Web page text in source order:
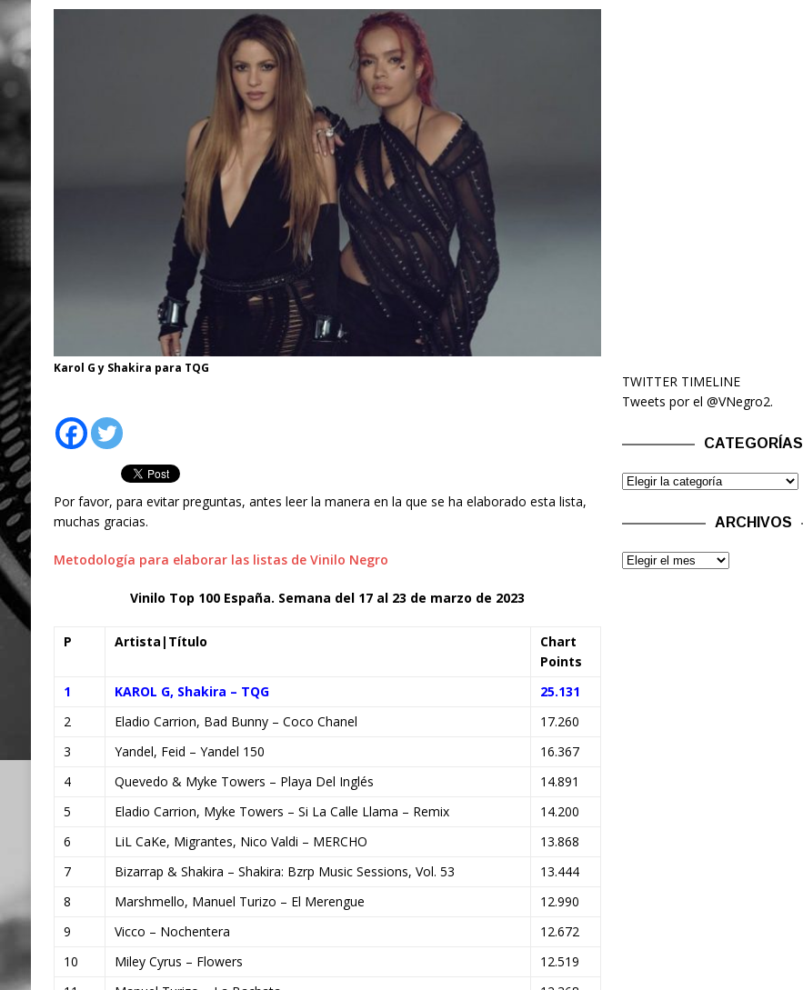
Karol G y Shakira para TQG
Por favor, para evitar preguntas, antes leer la manera en la que se ha elaborado esta lista,
muchas gracias.
Metodología para elaborar las listas de Vinilo Negro
Vinilo Top 100 España. Semana del 17 al 23 de marzo de 2023
P Artista|Título
Chart
Points
1
KAROL G, Shakira – TQG
25.131
2
Eladio Carrion, Bad Bunny – Coco Chanel
17.260
3
Yandel, Feid – Yandel 150
16.367
4
Quevedo & Myke Towers – Playa Del Inglés
14.891
5
Eladio Carrion, Myke Towers – Si La Calle Llama – Remix
14.200
6
LiL CaKe, Migrantes, Nico Valdi – MERCHO
13.868
7
Bizarrap & Shakira – Shakira: Bzrp Music Sessions, Vol. 53
13.444
8
Marshmello, Manuel Turizo – El Merengue
12.990
9
Vicco – Nochentera
12.672
10
Miley Cyrus – Flowers
12.519
TWITTER TIMELINE
Tweets por el @VNegro2.
CATEGORÍAS
ARCHIVOS